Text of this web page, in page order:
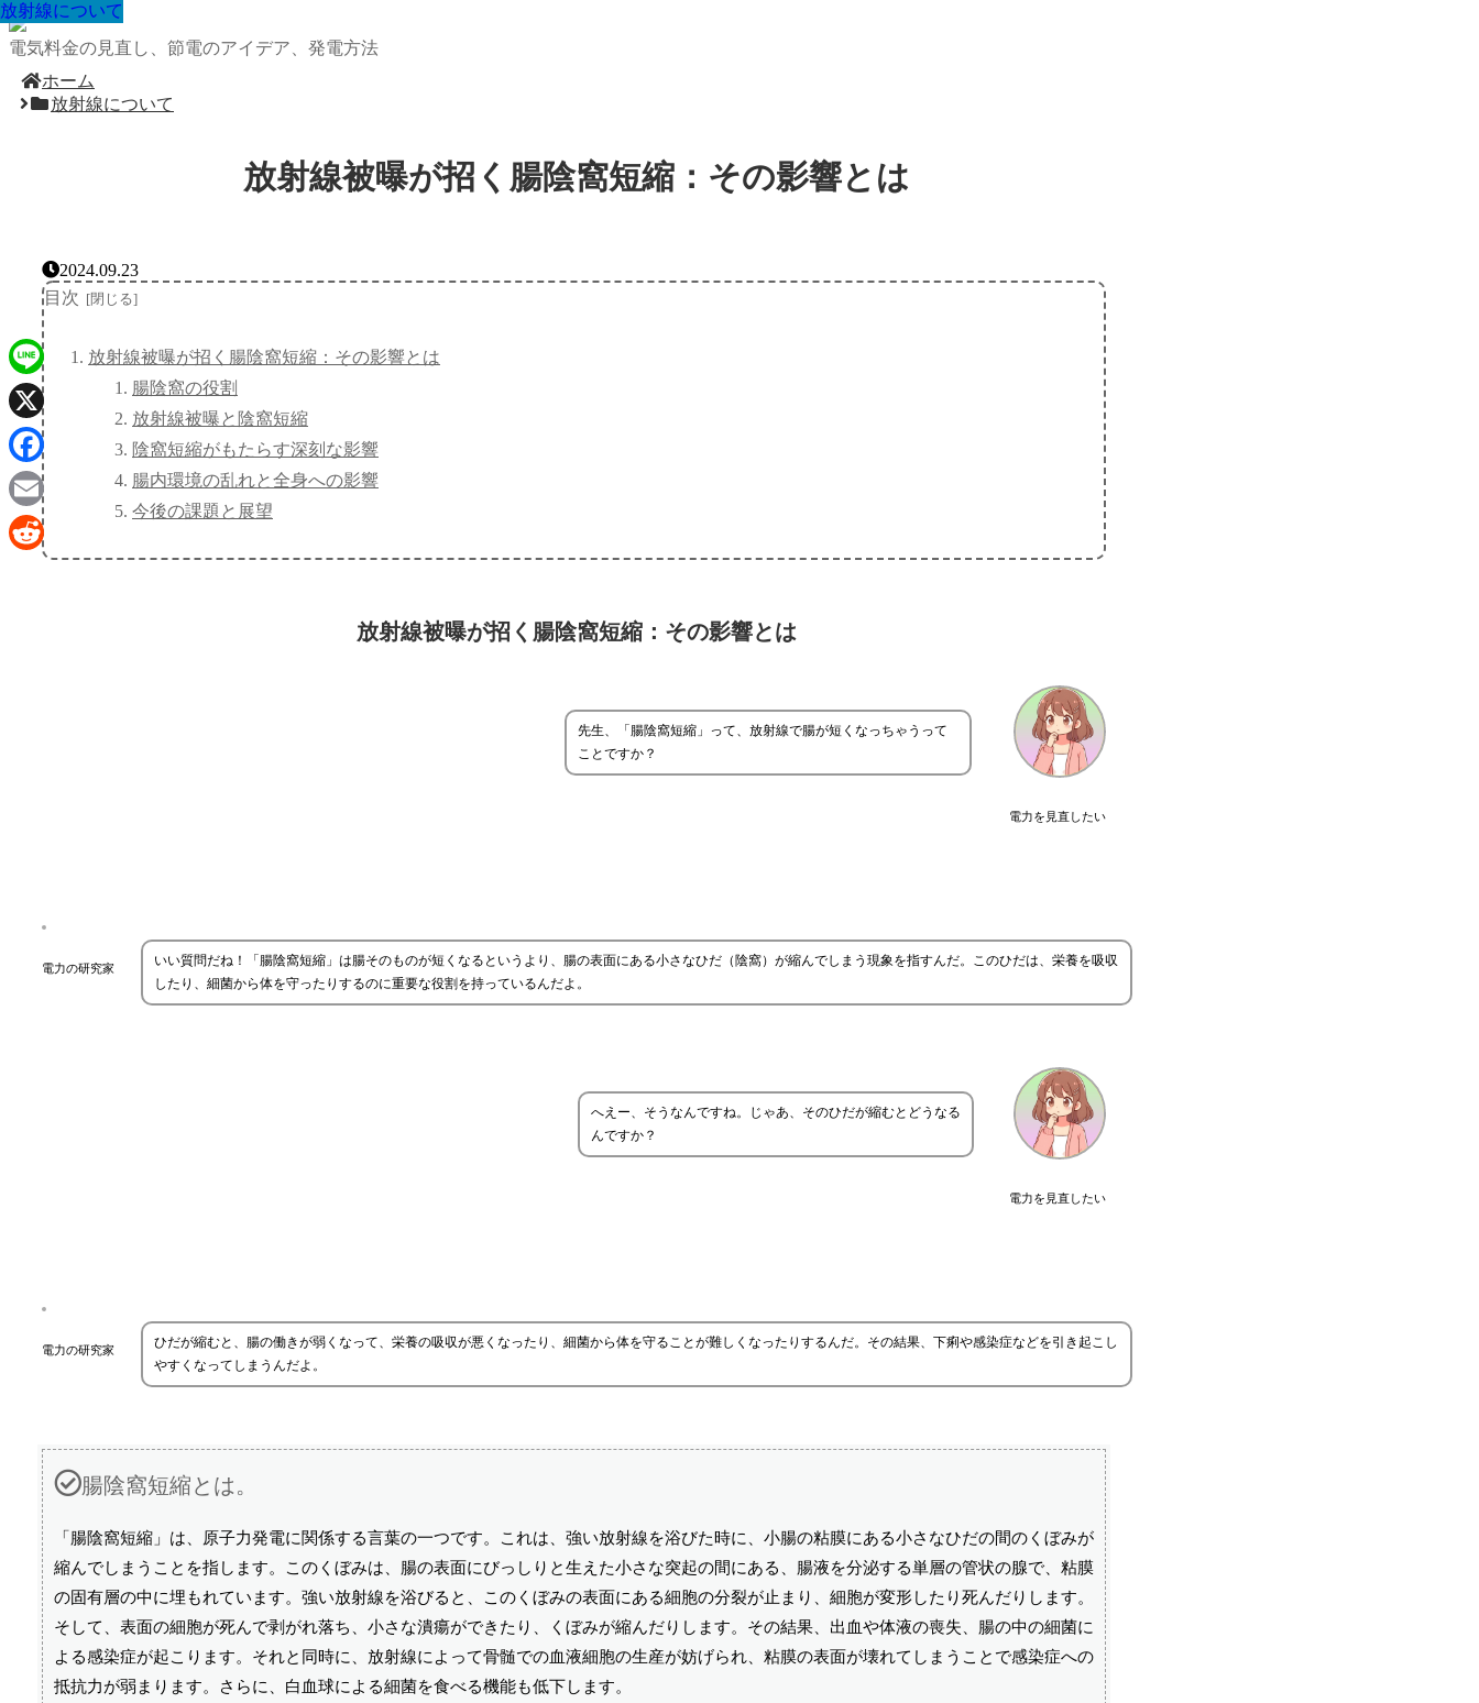
電気料金の見直し、節電のアイデア、発電方法
ホーム
放射線について
放射線被曝が招く腸陰窩短縮：その影響とは
放射線について
2024.09.23
目次
放射線被曝が招く腸陰窩短縮：その影響とは
腸陰窩の役割
放射線被曝と陰窩短縮
陰窩短縮がもたらす深刻な影響
腸内環境の乱れと全身への影響
今後の課題と展望
放射線被曝が招く腸陰窩短縮：その影響とは
電力を見直したい
先生、「腸陰窩短縮」って、放射線で腸が短くなっちゃうって
ことですか？
電力の研究家
いい質問だね！「腸陰窩短縮」は腸そのものが短くなるというより、腸の表面にある小さなひだ（陰窩）が縮んでしまう現象を指すんだ。このひだは、栄養を吸収
したり、細菌から体を守ったりするのに重要な役割を持っているんだよ。
電力を見直したい
へえー、そうなんですね。じゃあ、そのひだが縮むとどうなる
んですか？
電力の研究家
ひだが縮むと、腸の働きが弱くなって、栄養の吸収が悪くなったり、細菌から体を守ることが難しくなったりするんだ。その結果、下痢や感染症などを引き起こし
やすくなってしまうんだよ。
腸陰窩短縮とは。
「腸陰窩短縮」は、原子力発電に関係する言葉の一つです。これは、強い放射線を浴びた時に、小腸の粘膜にある小さなひだの間のくぼみが
縮んでしまうことを指します。このくぼみは、腸の表面にびっしりと生えた小さな突起の間にある、腸液を分泌する単層の管状の腺で、粘膜
の固有層の中に埋もれています。強い放射線を浴びると、このくぼみの表面にある細胞の分裂が止まり、細胞が変形したり死んだりします。
そして、表面の細胞が死んで剥がれ落ち、小さな潰瘍ができたり、くぼみが縮んだりします。その結果、出血や体液の喪失、腸の中の細菌に
よる感染症が起こります。それと同時に、放射線によって骨髄での血液細胞の生産が妨げられ、粘膜の表面が壊れてしまうことで感染症への
抵抗力が弱まります。さらに、白血球による細菌を食べる機能も低下します。
放射線について
放射線について
放射線について
放射線について
放射線について
放射線について
放射線について
放射線について
Line
X
Facebook
Email